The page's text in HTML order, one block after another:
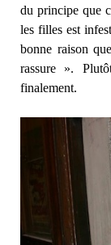
du principe que
les filles est
bonne raison
rassure ».
finalement.